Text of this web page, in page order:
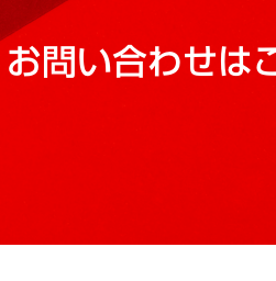
お問い合わせは